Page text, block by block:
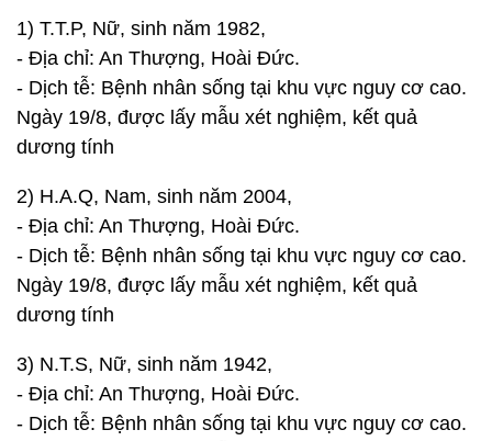
1) T.T.P, Nữ, sinh năm 1982,
- Địa chỉ: An Thượng, Hoài Đức.
- Dịch tễ: Bệnh nhân sống tại khu vực nguy cơ cao.
Ngày 19/8, được lấy mẫu xét nghiệm, kết quả
dương tính
2) H.A.Q, Nam, sinh năm 2004,
- Địa chỉ: An Thượng, Hoài Đức.
- Dịch tễ: Bệnh nhân sống tại khu vực nguy cơ cao.
Ngày 19/8, được lấy mẫu xét nghiệm, kết quả
dương tính
3) N.T.S, Nữ, sinh năm 1942,
- Địa chỉ: An Thượng, Hoài Đức.
- Dịch tễ: Bệnh nhân sống tại khu vực nguy cơ cao.